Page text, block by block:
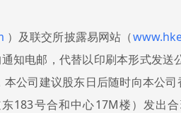
）及联交所披露易网站（
知电邮，代替以印刷本形式发送
公司建议股东日后随时向本公
183号合和中心17M楼）发出